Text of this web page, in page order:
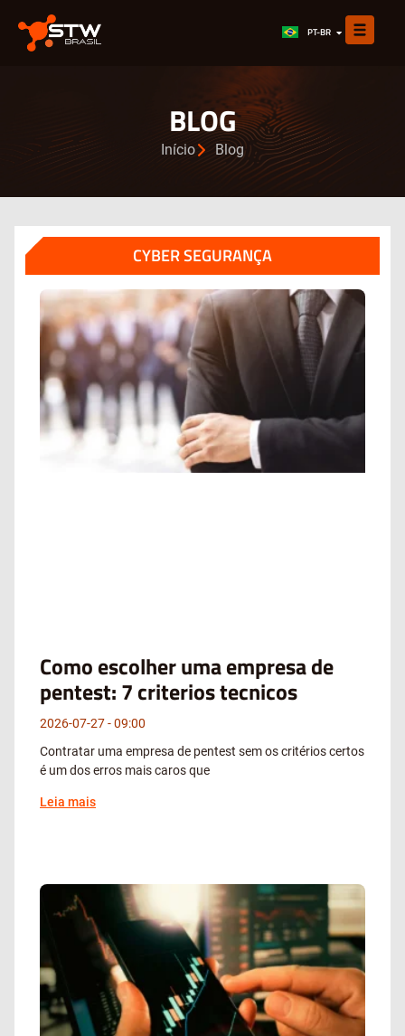
PT-BR
ES
BLOG
Início Blog
CYBER SEGURANÇA
Como escolher uma empresa de
pentest: 7 criterios tecnicos
2026-07-27
09:00
Contratar uma empresa de pentest sem os critérios certos
é um dos erros mais caros que
Leia mais